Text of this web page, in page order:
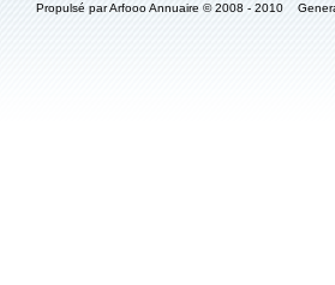
Propulsé par Arfooo Annuaire © 2008 - 2010